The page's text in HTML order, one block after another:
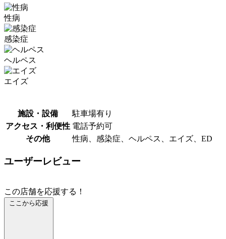
性病
感染症
ヘルペス
エイズ
施設・設備
駐車場有り
アクセス・利便性 電話予約可
その他
性病、感染症、ヘルペス、エイズ、ED
ユーザーレビュー
この店舗を応援する！
ここから応援